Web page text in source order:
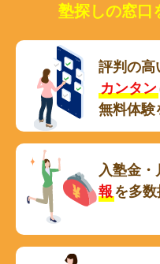
塾探しの窓口
評判の高
カンタン
無料体験
入塾金・
報を多